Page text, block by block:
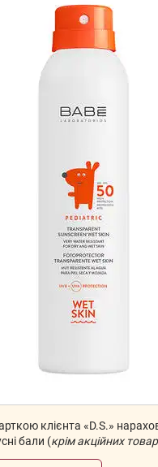
клієнта «D.S.»
бали (крім акційних